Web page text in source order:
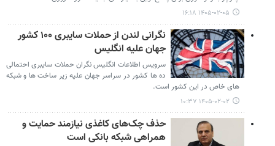
۱۴۰۵-۰۲-۰۵ ۱۶:۱۸
نگرانی لندن از حملات سایبری ۱۰۰ کشور
جهان علیه انگلیس
سرویس اطلاعات انگلیس نگران حملات سایبری احتمالی
ده ها کشور در سراسر جهان علیه زیر ساخت ها و شبکه
های خاص در این کشور است.
۱۴۰۵-۰۲-۰۲ ۱۰:۳۷
حذف چک‌های کاغذی نیازمند حمایت و
همراهی شبکه بانکی است